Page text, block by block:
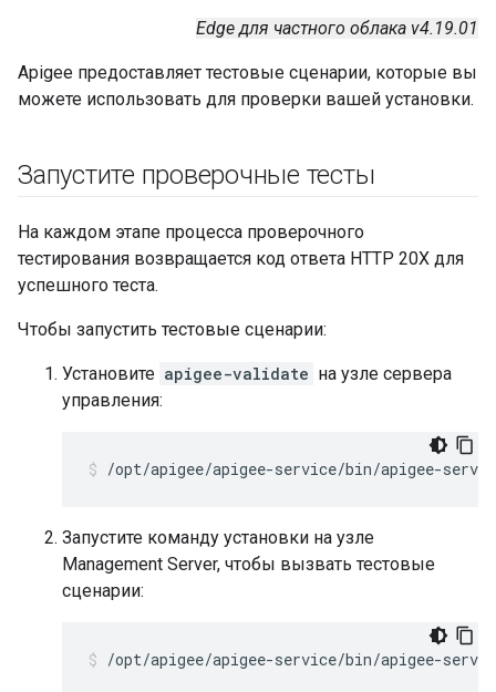
Edge для частного облака v4.19.01
Apigee предоставляет тестовые сценарии, которые вы
можете использовать для проверки вашей установки.
Запустите проверочные тесты
На каждом этапе процесса проверочного
тестирования возвращается код ответа HTTP 20X для
успешного теста.
Чтобы запустить тестовые сценарии:
Установите apigee-validate на узле сервера
управления:
/opt/apigee/apigee-service/bin/apigee-
Запустите команду установки на узле
Management Server, чтобы вызвать тестовые
сценарии:
/opt/apigee/apigee-service/bin/apigee-